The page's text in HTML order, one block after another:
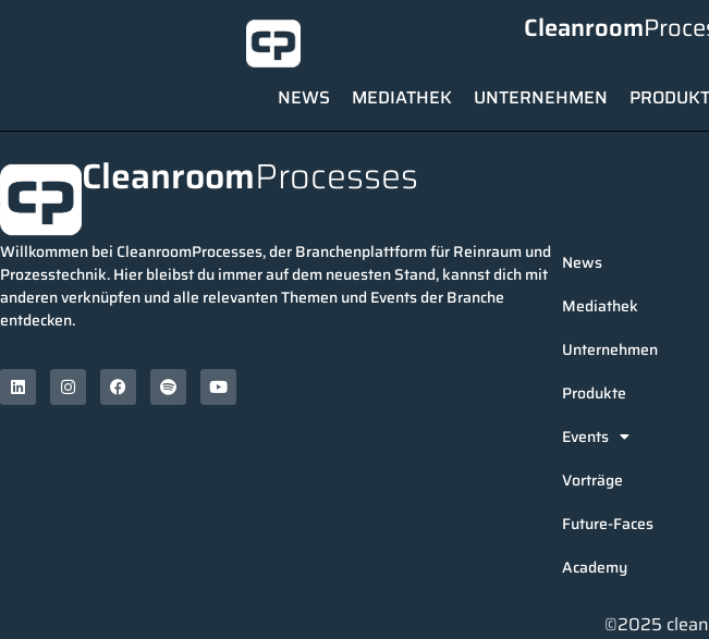
Cleanroom
NEWS MEDIATHEK UNTERNEHMEN
CleanroomProcesses
Willkommen bei CleanroomProcesses, der Branchenplattform für Reinraum und
Prozesstechnik. Hier bleibst du immer auf dem neuesten Stand, kannst dich mit
anderen verknüpfen und alle relevanten Themen und Events der Branche
entdecken.
News
Mediathek
Unternehmen
Produkte
Events
Vorträge
Future-Faces
Academy
©2025